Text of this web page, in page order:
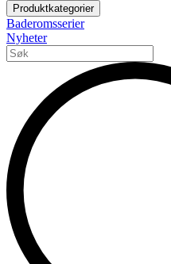
Produktkategorier
Baderomsserier
Nyheter